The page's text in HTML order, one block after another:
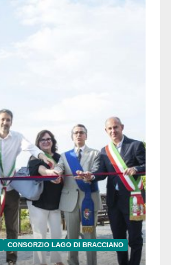
CONSORZIO LAGO DI BRACCIANO